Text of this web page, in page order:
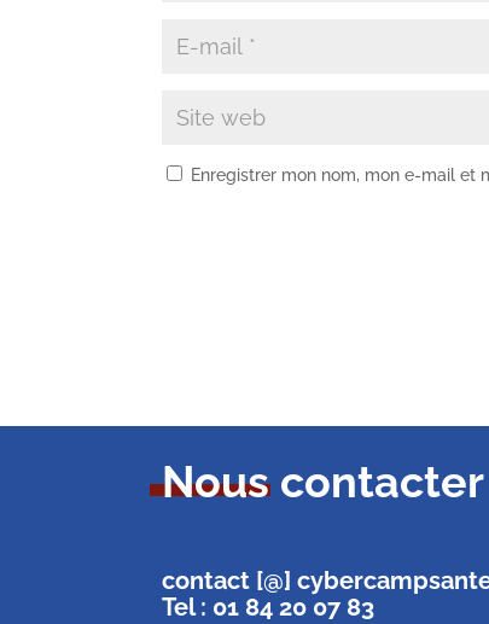
Enregistrer mon nom, mon e-mail et
Nous contacter
contact [@]
Tel : 01 84 20 07 83